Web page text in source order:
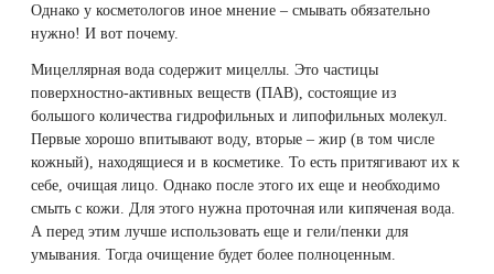
дорогую
мицеллярную
7. Миф 7.
Мицеллярная
вода
помогает от
прыщей,
акне
8.
Однако у косметологов иное мнение – смывать обязательно
нужно! И вот почему.
Мицеллярная вода содержит мицеллы. Это частицы
поверхностно-активных веществ (ПАВ), состоящие из
большого количества гидрофильных и липофильных молекул.
Первые хорошо впитывают воду, вторые – жир (в том числе
кожный), находящиеся и в косметике. То есть притягивают их к
себе, очищая лицо. Однако после этого их еще и необходимо
смыть с кожи. Для этого нужна проточная или кипяченая вода.
А перед этим лучше использовать еще и гели/пенки для
умывания. Тогда очищение будет более полноценным.
Лазерный пилинг
Лазерное удаление рубцов
Удаление рубцов
Удаление новообразований
Лазерное лечение постакне
Избавиться от комедонов на лице
Избавиться от пигментных пятен на лице
Остановить выпадение волос
Восстановление здоровья волос
Сделать педикюр